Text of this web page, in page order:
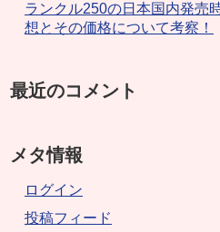
ランクル250の日本国内発売
想とその価格について考察！
最近のコメント
メタ情報
ログイン
投稿フィード